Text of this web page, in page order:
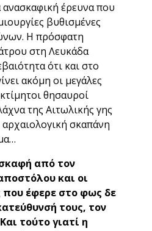
ανασκαφική έρευνα που
βυθισμένες
Η πρόσφατη
στη Λευκάδα
ότι και στο
ακόμη οι μεγάλες
θησαυροί
της Αιτωλικής γης
σκαπάνη
από τον
και οι
που έφερε στο φως δε
τους, τον
τούτο γιατί η